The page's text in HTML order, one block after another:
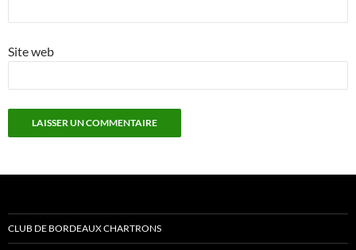
Site web
CLUB DE BORDEAUX CHARTRONS